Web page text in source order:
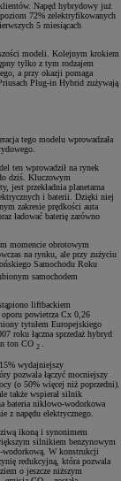
Napęd hybrydowy już
72% zelektryfikowanych
5 miesiącach
modeli. Kolejnym krokiem
tylko z tym rodzajem
a przy okazji pomaga
Plug-in Hybrid zużywają
tego modelu wprowadzała
ten wprowadził na rynek
dziś. Kluczowym
jest przekładnia planetarna
i baterii. Dzięki niej
zakresie prędkości auta
ładować baterię zarówno
momencie obrotowym
na rynku, ale przy zużyciu
Samochodu Roku
samochodem
liftbackiem
powietrza Cx 0,26
tytułem Europejskiego
roku łączna sprzedaż hybryd
ton CO 2
wydajniejszy
pozwala łączyć mocniejszy
(o 50% więcej niż poprzedni).
także wspierał silnik
bateria niklowo-wodorkowa
z napędu elektrycznego.
ikoną i synonimem
silnikiem benzynowym
W konstrukcji
redukcyjną, która pozwala
o jeszcze niższym